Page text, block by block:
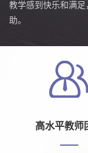
教学感到快乐和满
助。
高水平教师